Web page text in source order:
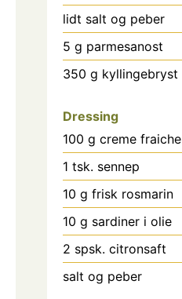
lidt salt og peber
5 g parmesanost
350 g kyllingebryst
Dressing
100 g creme fraiche
1 tsk. sennep
10 g frisk rosmarin
10 g sardiner i olie
2 spsk. citronsaft
salt og peber